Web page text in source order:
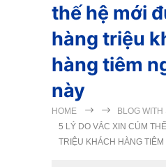
thế hệ mới
hàng triệu
hàng tiêm
này
HOME
BLOG
5 LÝ DO VẮC XIN CÚM
TRIỆU KHÁCH HÀNG